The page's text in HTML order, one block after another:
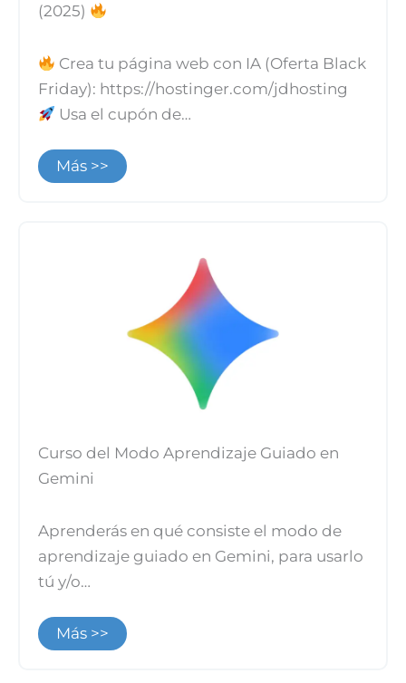
(2025)
Crea tu página web con IA (Oferta Black
Friday): https://hostinger.com/jdhosting
Usa el cupón de…
Más >>
Curso del Modo Aprendizaje Guiado en
Gemini
Aprenderás en qué consiste el modo de
aprendizaje guiado en Gemini, para usarlo
tú y/o…
Más >>